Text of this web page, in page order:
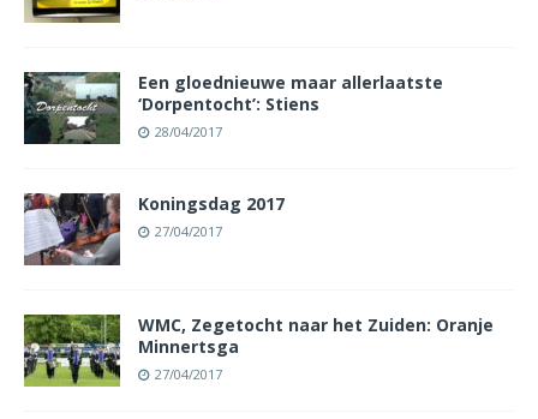
Een gloednieuwe maar allerlaatste
‘Dorpentocht’: Stiens
28/04/2017
Koningsdag 2017
27/04/2017
WMC, Zegetocht naar het Zuiden: Oranje
Minnertsga
27/04/2017